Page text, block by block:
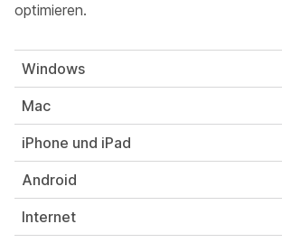
optimieren.
Windows
Mac
iPhone und iPad
Android
Internet